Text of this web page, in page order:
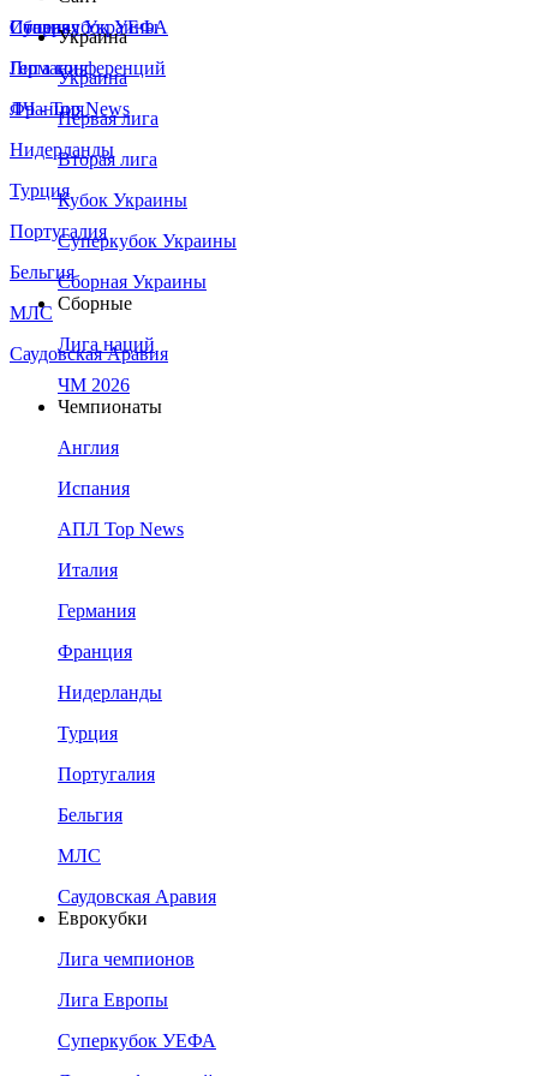
Сборная Украины
Италия
Германия
Франция
Нидерланды
Турция
Португалия
Бельгия
МЛС
Саудовская Аравия
Суперкубок УЕФА
Лига конференций
ЛЧ - Top News
Украина
Украина
Первая лига
Вторая лига
Кубок Украины
Суперкубок Украины
Сборная Украины
Сборные
Лига наций
ЧМ 2026
Чемпионаты
Англия
Испания
АПЛ Top News
Италия
Германия
Франция
Нидерланды
Турция
Португалия
Бельгия
МЛС
Саудовская Аравия
Еврокубки
Лига чемпионов
Лига Европы
Суперкубок УЕФА